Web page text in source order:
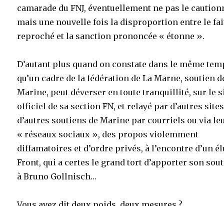
camarade du FNJ, éventuellement ne pas le
mais une nouvelle fois la disproportion entre le
reproché et la sanction prononcée « étonne ».
D’autant plus quand on constate dans le même
qu’un cadre de la fédération de La Marne, soutien
Marine, peut déverser en toute tranquillité, sur le
officiel de sa section FN, et relayé par d’autres
d’autres soutiens de Marine par courriels ou via
« réseaux sociaux », des propos violemment
diffamatoires et d’ordre privés, à l’encontre d’un
Front, qui a certes le grand tort d’apporter son
à Bruno Gollnisch…